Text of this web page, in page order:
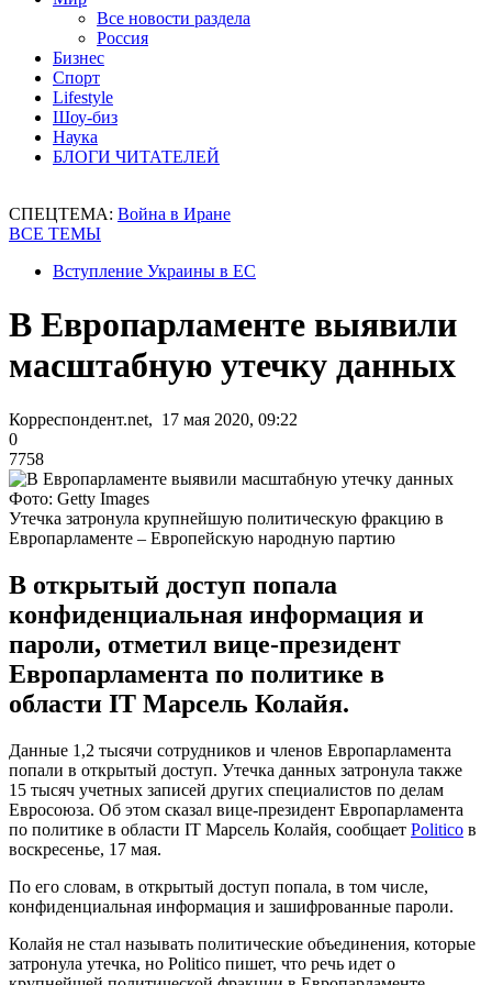
Все новости раздела
Россия
Бизнес
Спорт
Lifestyle
Шоу-биз
Наука
БЛОГИ ЧИТАТЕЛЕЙ
СПЕЦТЕМА: Война в Иране
ВСЕ ТЕМЫ
Вступление Украины в ЕС
В Европарламенте выявили
масштабную утечку данных
Корреспондент.net, 17 мая 2020, 09:22
0
7758
Фото: Getty Images
Утечка затронула крупнейшую политическую фракцию в
Европарламенте – Европейскую народную партию
В открытый доступ попала
конфиденциальная информация и
пароли, отметил вице-президент
Европарламента по политике в
области IT Марсель Колайя.
Данные 1,2 тысячи сотрудников и членов Европарламента
попали в открытый доступ. Утечка данных затронула также
15 тысяч учетных записей других специалистов по делам
Евросоюза. Об этом сказал вице-президент Европарламента
по политике в области IT Марсель Колайя, сообщает Politico в
воскресенье, 17 мая.
По его словам, в открытый доступ попала, в том числе,
конфиденциальная информация и зашифрованные пароли.
Колайя не стал называть политические объединения, которые
затронула утечка, но Politico пишет, что речь идет о